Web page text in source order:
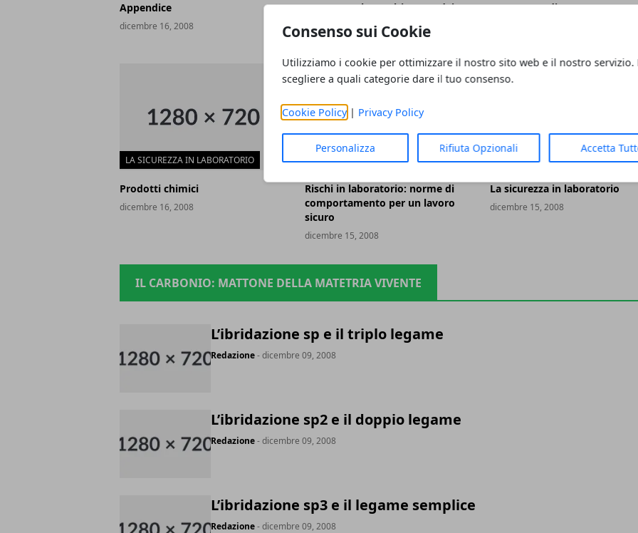
Consenso sui Cookie
Utilizziamo i cookie per ottimizzare il nostro sito web e il nostro servizio.
scegliere a quali categorie dare il tuo consenso.
Cookie Policy| Privacy Policy
Personalizza Rifiuta Opzionali Accetta
Appendice
dicembre 16, 2008
Norme per lo smaltimento dei
dicembre 16, 2008
Avvertenze di carattere
LA SICUREZZA IN LABORATORIO
Prodotti chimici
dicembre 16, 2008
LA SICUREZZA IN LABORATORIO
Rischi in laboratorio: norme di
comportamento per un lavoro
sicuro
dicembre 15, 2008
LA SICUREZZA IN LABORATORIO
La sicurezza in laboratorio
dicembre 15, 2008
IL CARBONIO: MATTONE DELLA MATETRIA VIVENTE
L’ibridazione sp e il triplo legame
Redazione- dicembre 09, 2008
L’ibridazione sp2 e il doppio legame
Redazione- dicembre 09, 2008
L’ibridazione sp3 e il legame semplice
Redazione- dicembre 09, 2008